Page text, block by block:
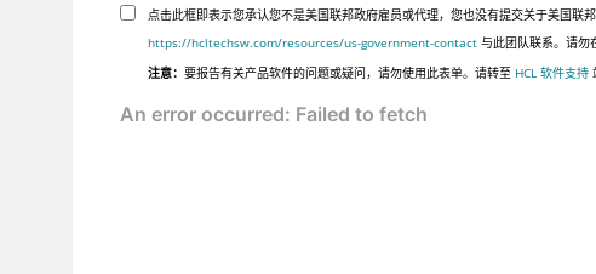
点击此框即表示您承认您不是美国联邦政府雇员或代理，您也没有提交关于美国
https://hcltechsw.com/resources/us-government-contact与此团队联系。请勿
注意： 要报告有关产品软件的问题或疑问，请勿使用此表单。请转至 HCL 软件支持